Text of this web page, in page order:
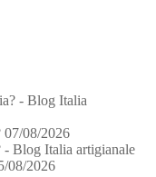
07/08/2026
08/2026